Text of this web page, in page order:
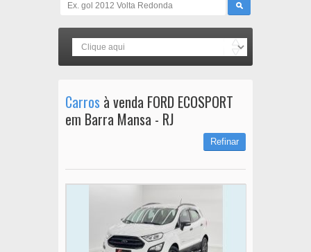
Carros à venda FORD ECOSPORT
em Barra Mansa - RJ
Refinar